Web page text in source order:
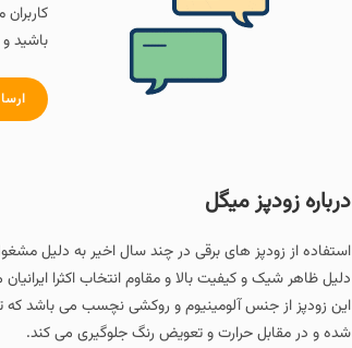
باشید
درباره زودپز میگل
استفاده از زودپز های برقی در چند سال اخیر به دلیل
دلیل ظاهر شیک و کیفیت بالا و مقاوم انتخاب اکثرا
شده و در مقابل حرارت و تعویض رنگ جلوگیری می کند.